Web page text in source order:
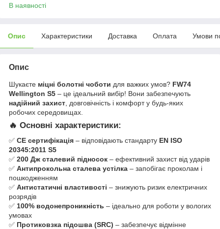
В наявності
Опис Характеристики Доставка Оплата Умови
Опис
Шукаєте міцні болотні чоботи для важких умов? FW74
Wellington S5 – це ідеальний вибір! Вони забезпечують
надійний захист , довговічність і комфорт у будь-яких
робочих середовищах.
🔥 Основні характеристики:
✅ CE сертифікація – відповідають стандарту EN ISO
20345:2011 S5
✅ 200 Дж сталевий підносок – ефективний захист від ударів
✅ Антипрокольна сталева устілка – запобігає проколам і
пошкодженням
✅ Антистатичні властивості – знижують ризик електричних
розрядів
✅ 100% водонепроникність – ідеально для роботи у вологих
умовах
✅ Протиковзка підошва (SRC) – забезпечує відмінне